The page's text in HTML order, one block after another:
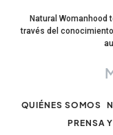
Natural Womanhood
través del
QUIÉNES SOMOS
PRENSA